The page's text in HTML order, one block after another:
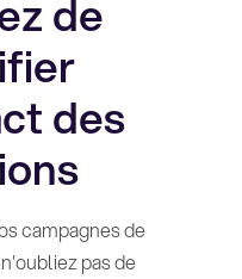
de
des
campagnes de
pas de